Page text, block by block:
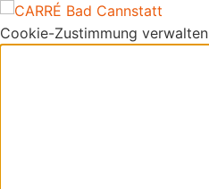
Cookie-Zustimmung verwalten